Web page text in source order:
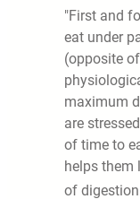
"First and
eat under
(opposite
maximum
are
of time to
helps them
of